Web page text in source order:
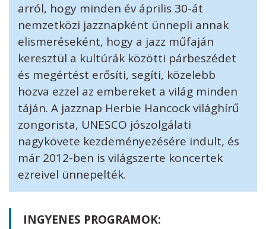
arról, hogy minden év április 30-át
nemzetközi jazznapként ünnepli annak
elismeréseként, hogy a jazz műfaján
keresztül a kultúrák közötti párbeszédet
és megértést erősíti, segíti, közelebb
hozva ezzel az embereket a világ minden
táján. A jazznap Herbie Hancock világhírű
zongorista, UNESCO jószolgálati
nagykövete kezdeményezésére indult, és
már 2012-ben is világszerte koncertek
ezreivel ünnepelték.
INGYENES PROGRAMOK: